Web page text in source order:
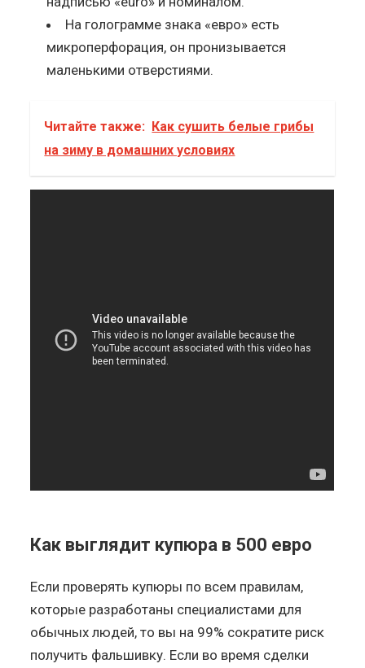
На голограмме знака «евро» есть
микроперфорация, он пронизывается
маленькими отверстиями.
Читайте также: Как сушить белые грибы
на зиму в домашних условиях
Как выглядит купюра в 500 евро
Если проверять купюры по всем правилам,
которые разработаны специалистами для
обычных людей, то вы на 99% сократите риск
получить фальшивку. Если во время сделки